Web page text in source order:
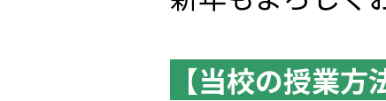
【当校の授業方